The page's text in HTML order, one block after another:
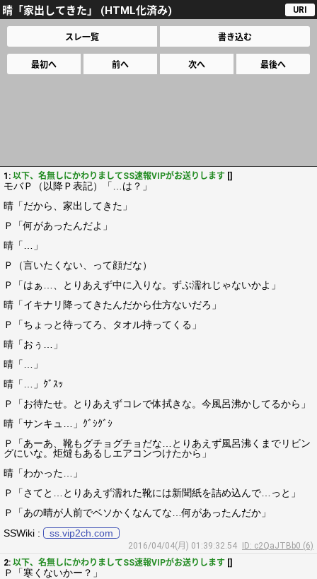
晴「家出してきた」 (HTML化済み) URI
スレ一覧 書き込む
最初へ 前へ 次へ 最後へ
1: 以下、名無しにかわりましてSS速報VIPがお送りします []
モバＰ（以降Ｐ表記）「…は？」
晴「だから、家出してきた」
Ｐ「何があったんだよ」
晴「…」
Ｐ（言いたくない、って顔だな）
Ｐ「はぁ…、とりあえず中に入りな。ずぶ濡れじゃないかよ」
晴「イキナリ降ってきたんだから仕方ないだろ」
Ｐ「ちょっと待ってろ、タオル持ってくる」
晴「おぅ…」
晴「…」
晴「…」ｸﾞｽｯ
Ｐ「お待たせ。とりあえずコレで体拭きな。今風呂沸かしてるから」
晴「サンキュ…」ｸﾞｼｸﾞｼ
Ｐ「あーあ、靴もグチョグチョだな…とりあえず風呂沸くまでリビン
グにいな。炬燵もあるしエアコンつけたから」
晴「わかった…」
Ｐ「さてと…とりあえず濡れた靴には新聞紙を詰め込んで…っと」
Ｐ「あの晴が人前でベソかくなんてな…何があったんだか」
SSWiki :
ss.vip2ch.com
2016/04/04(月) 01:39:32.54
ID: c2QaJTBb0 (6)
2: 以下、名無しにかわりましてSS速報VIPがお送りします []
Ｐ「寒くないかー？」